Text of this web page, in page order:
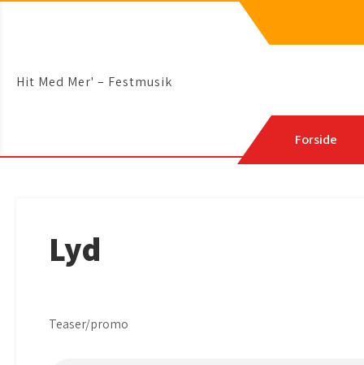
Hit Med Mer' – Festmusik
Forside
Lyd
Teaser/promo